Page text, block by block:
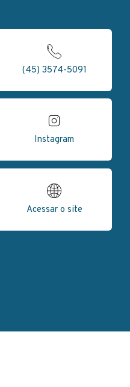
(45) 3574-5091
Instagram
Acessar o site